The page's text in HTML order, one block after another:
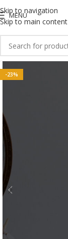
Skip to navigation
Skip to main content
MENU
-23%